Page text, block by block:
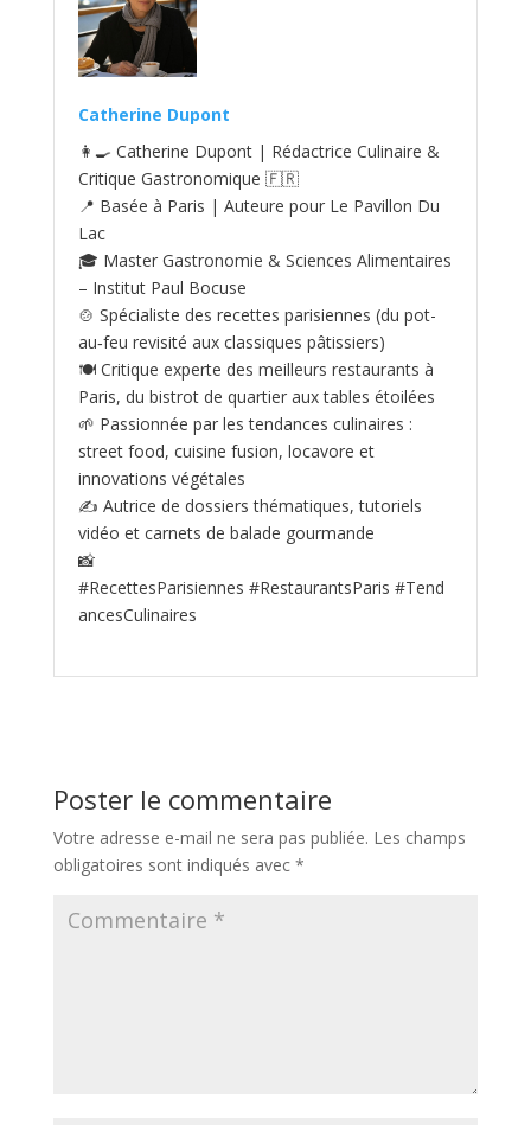
Catherine Dupont
👩‍🍳 Catherine Dupont | Rédactrice Culinaire &
Critique Gastronomique 🇫🇷
📍 Basée à Paris | Auteure pour Le Pavillon Du
Lac
🎓 Master Gastronomie & Sciences Alimentaires
– Institut Paul Bocuse
🍲 Spécialiste des recettes parisiennes (du pot-
au‑feu revisité aux classiques pâtissiers)
🍽️ Critique experte des meilleurs restaurants à
Paris, du bistrot de quartier aux tables étoilées
🌱 Passionnée par les tendances culinaires :
street food, cuisine fusion, locavore et
innovations végétales
✍️ Autrice de dossiers thématiques, tutoriels
vidéo et carnets de balade gourmande
📸
#RecettesParisiennes #RestaurantsParis #Tend
ancesCulinaires
Poster le commentaire
Votre adresse e-mail ne sera pas publiée. Les champs
obligatoires sont indiqués avec *